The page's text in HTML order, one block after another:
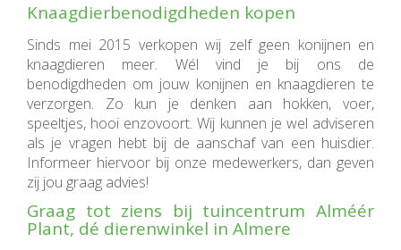
Knaagdierbenodigdheden kopen
Sinds mei 2015 verkopen wij zelf geen konijnen en
knaagdieren meer. Wél vind je bij ons de
benodigdheden om jouw konijnen en knaagdieren te
verzorgen. Zo kun je denken aan hokken, voer,
speeltjes, hooi enzovoort. Wij kunnen je wel adviseren
als je vragen hebt bij de aanschaf van een huisdier.
Informeer hiervoor bij onze medewerkers, dan geven
zij jou graag advies!
Graag tot ziens bij tuincentrum Alméér
Plant, dé dierenwinkel in Almere